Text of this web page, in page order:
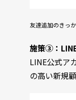
友達追加のきっ
施策③：
LINE公式ア
の高い新規